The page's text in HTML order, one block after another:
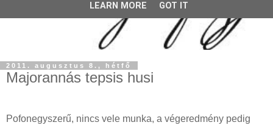
2011. augusztus 8., hétfő
Majorannás tepsis husi
Pofonegyszerű, nincs vele munka, a végeredmény pedig
LEARN MORE GOT IT